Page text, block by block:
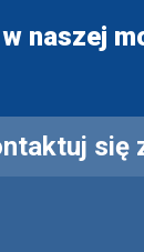
naszej
się